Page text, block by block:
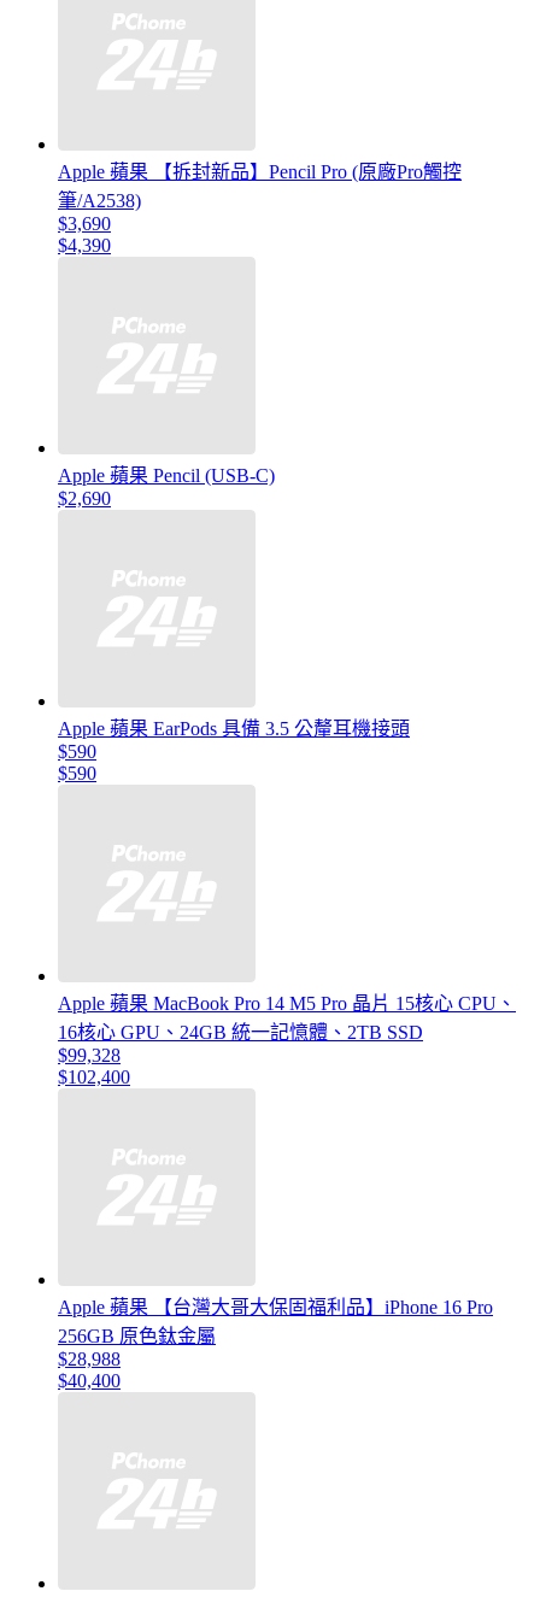
Apple 蘋果 【拆封新品】Pencil Pro (原廠Pro觸控
筆/A2538)
$3,690
$4,390
Apple 蘋果 Pencil (USB-C)
$2,690
Apple 蘋果 EarPods 具備 3.5 公釐耳機接頭
$590
$590
Apple 蘋果 MacBook Pro 14 M5 Pro 晶片 15核心 CPU、
16核心 GPU、24GB 統一記憶體、2TB SSD
$99,328
$102,400
Apple 蘋果 【台灣大哥大保固福利品】iPhone 16 Pro
256GB 原色鈦金屬
$28,988
$40,400